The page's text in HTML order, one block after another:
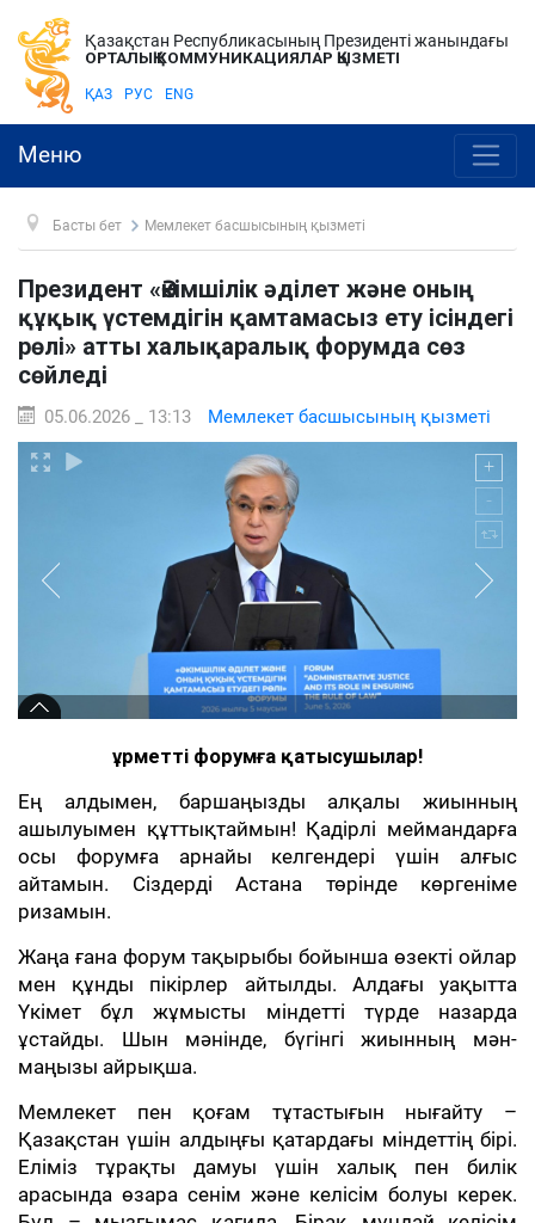
Қазақстан Республикасының Президенті жанындағы
ОРТАЛЫҚ КОММУНИКАЦИЯЛАР ҚЫЗМЕТІ
ҚАЗ РУС ENG
Меню
Басты бет Мемлекет басшысының қызметі
Президент «Әкімшілік әділет және оның
құқық үстемдігін қамтамасыз ету ісіндегі
рөлі» атты халықаралық форумда сөз
сөйледі
05.06.2026 _ 13:13 Мемлекет басшысының қызметі
Құрметті форумға қатысушылар!
Ең алдымен, баршаңызды алқалы жиынның
ашылуымен құттықтаймын! Қадірлі меймандарға
осы форумға арнайы келгендері үшін алғыс
айтамын. Сіздерді Астана төрінде көргеніме
ризамын.
Жаңа ғана форум тақырыбы бойынша өзекті ойлар
мен құнды пікірлер айтылды. Алдағы уақытта
Үкімет бұл жұмысты міндетті түрде назарда
ұстайды. Шын мәнінде, бүгінгі жиынның мән-
маңызы айрықша.
Мемлекет пен қоғам тұтастығын нығайту –
Қазақстан үшін алдыңғы қатардағы міндеттің бірі.
Еліміз тұрақты дамуы үшін халық пен билік
арасында өзара сенім және келісім болуы керек.